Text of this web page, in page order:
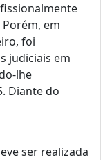
em
foi
judiciais em
lhe
Diante do
ser realizada